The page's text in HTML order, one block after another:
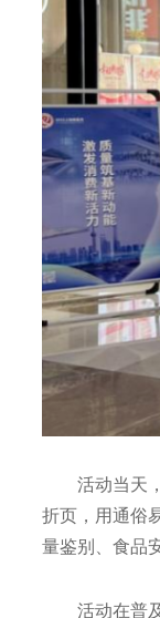
活动当天
折页，用通俗
量鉴别、食品
活动在普